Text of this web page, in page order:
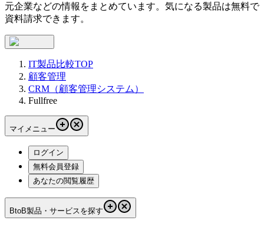
元企業などの情報をまとめています。気になる製品は無料で
資料請求できます。
IT製品比較TOP
顧客管理
CRM（顧客管理システム）
Fullfree
マイメニュー
ログイン
無料会員登録
あなたの閲覧履歴
BtoB製品・サービスを探す